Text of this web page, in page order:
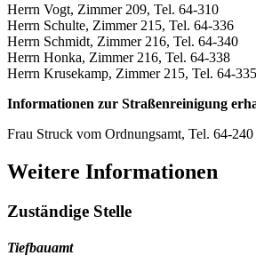
Herrn Vogt, Zimmer 209, Tel. 64-310
Herrn Schulte, Zimmer 215, Tel. 64-336
Herrn Schmidt, Zimmer 216, Tel. 64-340
Herrn Honka, Zimmer 216, Tel. 64-338
Herrn Krusekamp, Zimmer 215, Tel. 64-335
Informationen zur Straßenreinigung
Frau Struck vom Ordnungsamt, Tel. 64-240
Weitere Informationen
Zuständige Stelle
Tiefbauamt